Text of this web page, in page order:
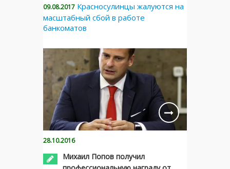
09.08.2017 Красносулинцы жалуются на
масштабный сбой в работе
банкоматов
28.10.2016
Михаил Попов получил